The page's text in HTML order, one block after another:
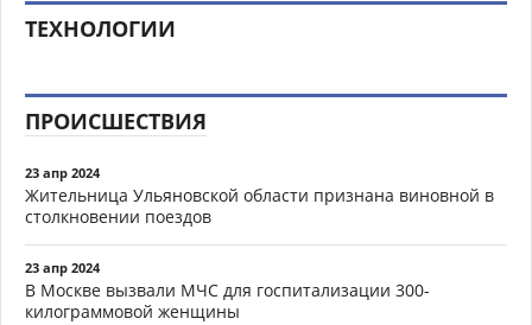
ТЕХНОЛОГИИ
ПРОИСШЕСТВИЯ
23 апр 2024
Жительница Ульяновской области признана виновной в
столкновении поездов
23 апр 2024
В Москве вызвали МЧС для госпитализации 300-
килограммовой женщины